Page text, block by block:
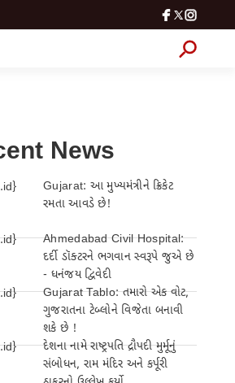
News
Gujarat: આ મુખ્યમંત્રીને ક્રિકેટ
રમતા આવડે છે!
Ahmedabad Civil Hospital:
દર્દી ડૉક્ટરને ભગવાન સ્વરૂપે જુએ છે
- ધનંજય દ્વિવેદી
Gujarat Tablo: તમારો એક વોટ,
ગુજરાતના ટેબ્લોને વિજેતા બનાવી
શકે છે !
દેશના નામે રાષ્ટ્રપતિ દ્રૌપદી મુર્મૂનું
સંબોધન, રામ મંદિર અને કર્પૂરી